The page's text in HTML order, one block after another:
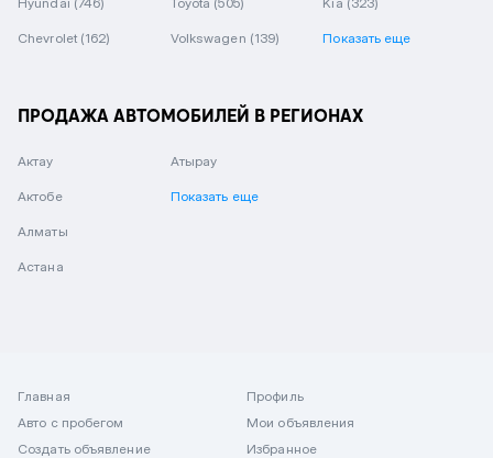
Chevrolet (162) Volkswagen (139) Показать еще
ПРОДАЖА АВТОМОБИЛЕЙ В РЕГИОНАХ
Актау
Актобе
Алматы
Астана
Атырау
Показать еще
Главная
Авто с пробегом
Создать объявление
Профиль
Мои объявления
Избранное